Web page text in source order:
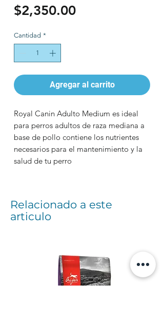
$2,350.00Precio
Cantidad *
Agregar al carrito
Royal Canin Adulto Medium es ideal
para perros adultos de raza mediana a
base de pollo contiene los nutrientes
necesarios para el mantenimiento y la
salud de tu perro
Relacionado a este
articulo